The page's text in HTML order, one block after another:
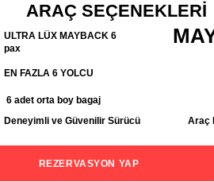
ARAÇ SEÇENEKLERİ
ULTRA LÜX MAYBACK 6
pax
EN FAZLA 6 YOLCU
6 adet orta boy bagaj
Deneyimli ve Güvenilir Sürücü
Araç
REZERVASYON YAP